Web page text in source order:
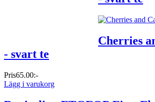
Cherries
- svart te
Pris65.00:-
Lägg i varukorg